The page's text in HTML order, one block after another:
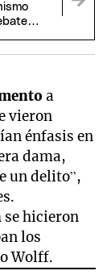
a
vieron
énfasis en
dama,
un delito”,
se hicieron
los
Wolff.